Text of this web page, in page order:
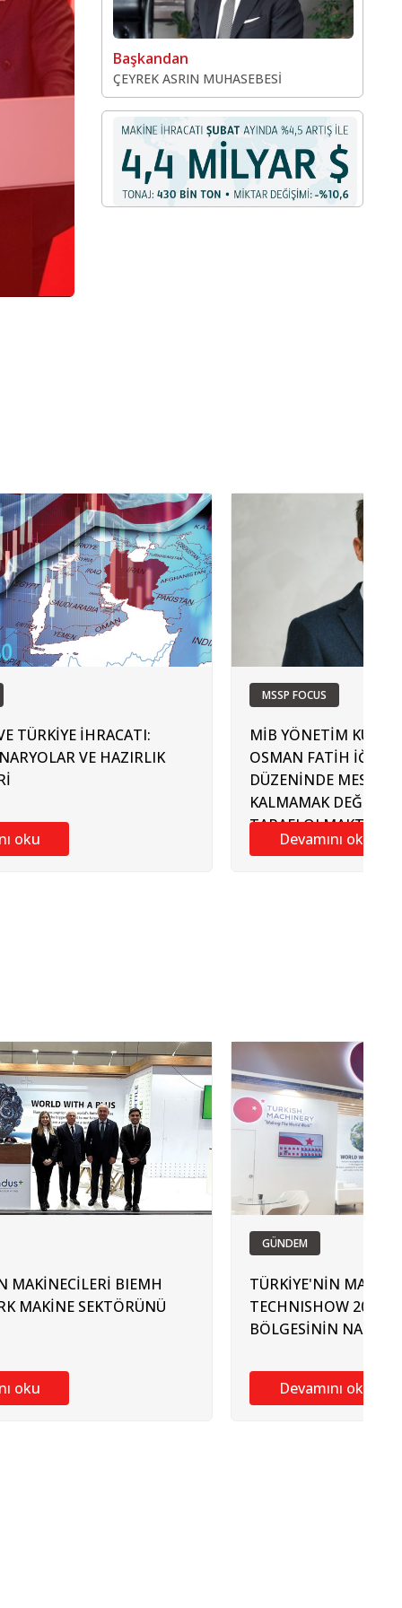
TÜRKİYE
FEDERASYONU
KURULU BAŞKANI
KARAVELİOĞLU
KEŞFET
Başkandan
ÇEYREK ASRIN MUHASEBESİ
TÜRKİYE İHRACATI:
VE HAZIRLIK
oku
MSSP FOCUS
MİB YÖNETİM
OSMAN FATİH
DÜZENİNDE MESELE
KALMAMAK DEĞİL,
TARAFI OLMAKTIR"
Devamını oku
MAKİNECİLERİ BIEMH
MAKİNE SEKTÖRÜNÜ
oku
GÜNDEM
TÜRKİYE'NİN
TECHNISHOW
BÖLGESİNİN
Devamını oku